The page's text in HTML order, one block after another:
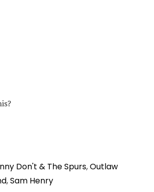
Don't & The Spurs,Outlaw
,Sam Henry